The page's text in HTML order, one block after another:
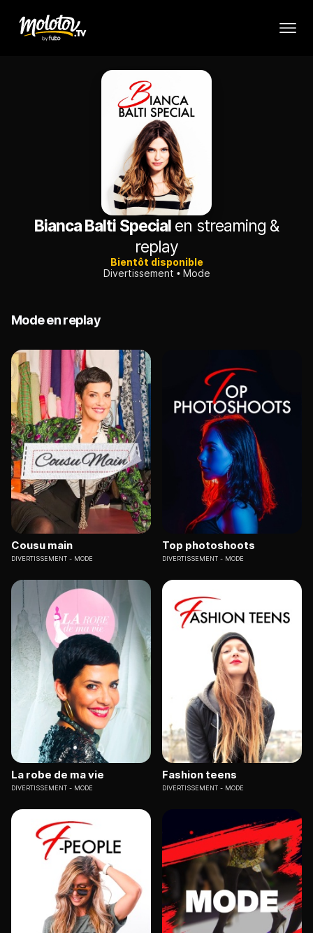
Bianca Balti Special en streaming &
replay
Bientôt disponible
Divertissement
Mode
Mode en replay
Cousu main
DIVERTISSEMENT MODE
Top photoshoots
DIVERTISSEMENT MODE
La robe de ma vie
DIVERTISSEMENT MODE
Fashion teens
DIVERTISSEMENT MODE